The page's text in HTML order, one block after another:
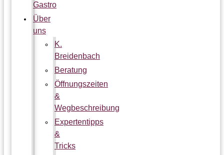
Gastro
Über
uns
K.
Breidenbach
Beratung
Öffnungszeiten
&
Wegbeschreibung
Expertentipps
&
Tricks